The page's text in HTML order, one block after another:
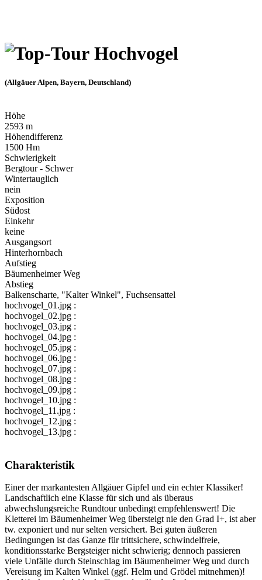
Hochvogel
(Allgäuer Alpen, Bayern, Deutschland)
Höhe
2593 m
Höhendifferenz
1500 Hm
Schwierigkeit
Bergtour - Schwer
Wintertauglich
nein
Exposition
Südost
Einkehr
keine
Ausgangsort
Hinterhornbach
Aufstieg
Bäumenheimer Weg
Abstieg
Balkenscharte, "Kalter Winkel", Fuchsensattel
hochvogel_01.jpg :
hochvogel_02.jpg :
hochvogel_03.jpg :
hochvogel_04.jpg :
hochvogel_05.jpg :
hochvogel_06.jpg :
hochvogel_07.jpg :
hochvogel_08.jpg :
hochvogel_09.jpg :
hochvogel_10.jpg :
hochvogel_11.jpg :
hochvogel_12.jpg :
hochvogel_13.jpg :
Charakteristik
Einer der markantesten Allgäuer Gipfel und ein echter Klassiker!
Landschaftlich eine Klasse für sich und als überaus
abwechslungsreiche Rundtour unbedingt empfehlenswert! Die
Kletterei im Bäumenheimer Weg übersteigt nie den Grad I+, ist aber
tw. exponiert und nur selten versichert. Bei guten äußeren
Bedingungen ist das Ganze für trittsichere, schwindelfreie,
konditionsstarke Bergsteiger nicht schwierig; dennoch passieren
viele Unfälle durch Steinschlag im Bäumenheimer Weg und durch
Vereisung im Kalten Winkel (ggf. Helm und Grödel mitnehmen)!